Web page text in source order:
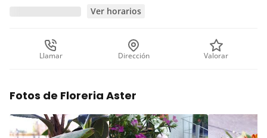
Ver horarios
Llamar Dirección Valorar
Fotos de Floreria Aster